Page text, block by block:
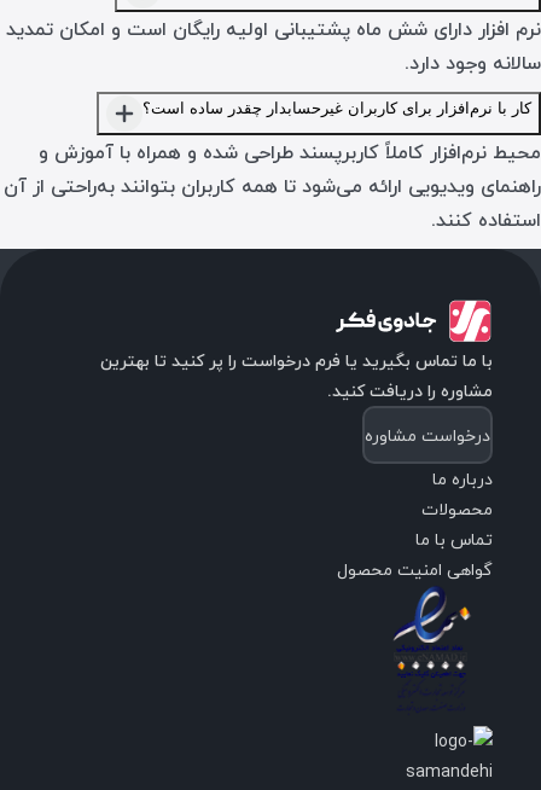
نرم افزار دارای شش ماه پشتیبانی اولیه رایگان است و امکان تمدید
سالانه وجود دارد.
کار با نرم‌افزار برای کاربران غیرحسابدار چقدر ساده است؟
محیط نرم‌افزار کاملاً کاربرپسند طراحی شده و همراه با آموزش و
راهنمای ویدیویی ارائه می‌شود تا همه کاربران بتوانند به‌راحتی از آن
استفاده کنند.
با ما تماس بگیرید یا فرم درخواست را پر کنید تا بهترین
مشاوره را دریافت کنید.
درخواست مشاوره
درباره ما
محصولات
تماس با ما
گواهی امنیت محصول